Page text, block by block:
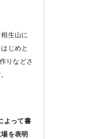
生山に
じめと
りなどさ
よって書
を表明